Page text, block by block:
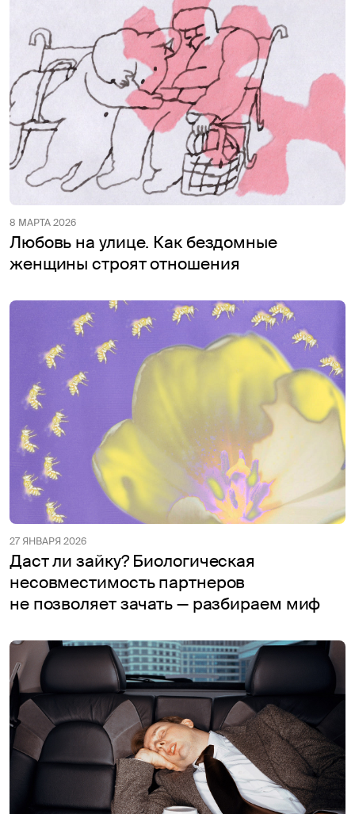
8 МАРТА 2026
Любовь на улице. Как бездомные
женщины строят отношения
27 ЯНВАРЯ 2026
Даст ли зайку? Биологическая
несовместимость партнеров
не позволяет зачать — разбираем миф